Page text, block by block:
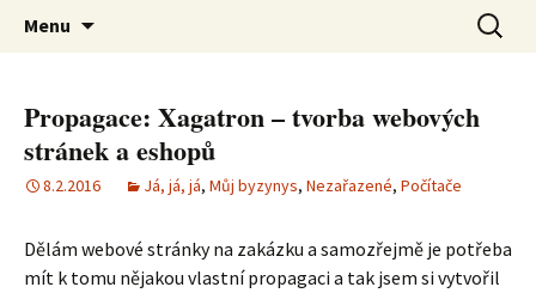
Menu
Propagace: Xagatron – tvorba webových
stránek a eshopů
8.2.2016 Já, já, já, Můj byzynys, Nezařazené, Počítače
Dělám webové stránky na zakázku a samozřejmě je potřeba
mít k tomu nějakou vlastní propagaci a tak jsem si vytvořil